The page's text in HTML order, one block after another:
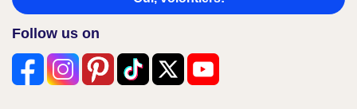
Follow us on